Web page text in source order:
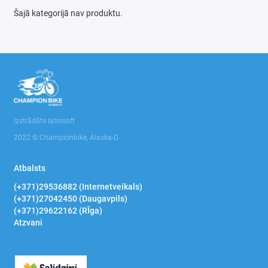
Instrumentu komplekti
Poliuretāna putu pistoles
Magnētiskie turētāji
Kniedētāji
Kalti, perforatori
Atsperes skavas
Citi instrumenti
Šajā kategorijā nav produktu.
Izstrādāts latinsoft
2022 © Championbike, Alaska-D
Atbalsts
(+371)29536882 (Internetveikals)
(+371)27042450 (Daugavpils)
(+371)29622162 (RĪga)
Atzvani